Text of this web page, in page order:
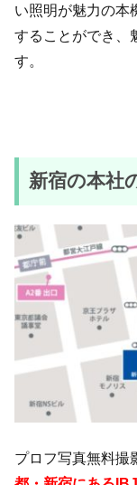
い照明が魅力の本
することができ、
す。
新宿の本社
プロフ写真無料撮